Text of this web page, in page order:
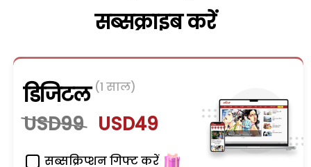
सब्सक्राइब करें
डिजिटल (1 साल)
USD99 USD49
सब्सक्रिप्शन गिफ्ट करें